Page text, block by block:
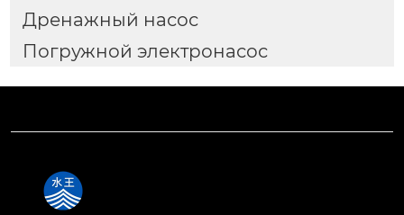
Дренажный насос
Погружной электронасос